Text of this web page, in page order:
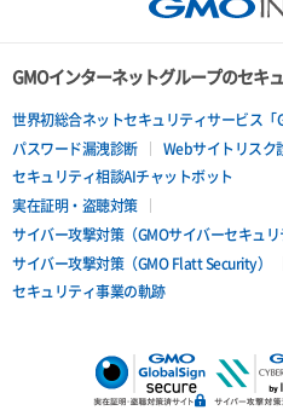
GMOインターネットグループのセキ
世界初総合ネットセキュリティサービス「
パスワード漏洩診断
Webサイトリスク
セキュリティ相談AIチャットボット
実在証明・盗聴対策
サイバー攻撃対策（GMOサイバーセキュリ
サイバー攻撃対策（GMO Flatt Security）
セキュリティ事業の軌跡